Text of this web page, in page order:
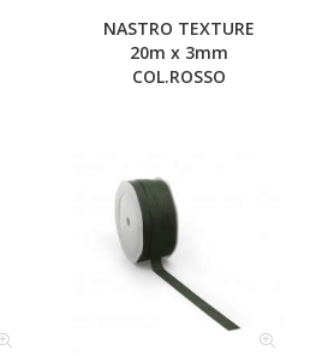
NASTRO TEXTURE
20m x 3mm
COL.ROSSO